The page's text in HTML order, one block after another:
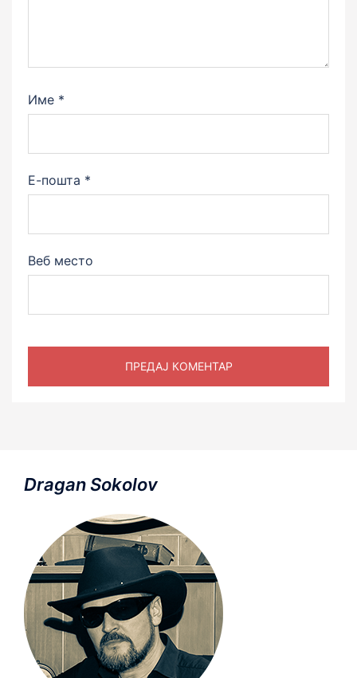
Име *
Е-пошта *
Веб место
Dragan Sokolov